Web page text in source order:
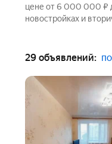
цене от 6 000 000 ₽
новостройках и
29 объявлений: